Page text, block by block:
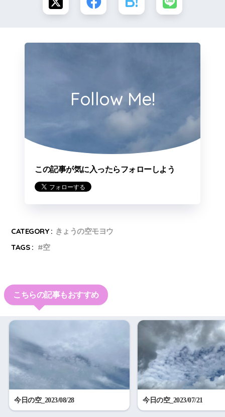
Follow Me!
この記事が気に入ったらフォローしよう
CATEGORY : きょうの空モヨウ
TAGS :
空
こちらの記事もおすすめ
今日の空_2023/08/28 今日の空_2023/07/21